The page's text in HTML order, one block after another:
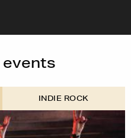
events
INDIE ROCK